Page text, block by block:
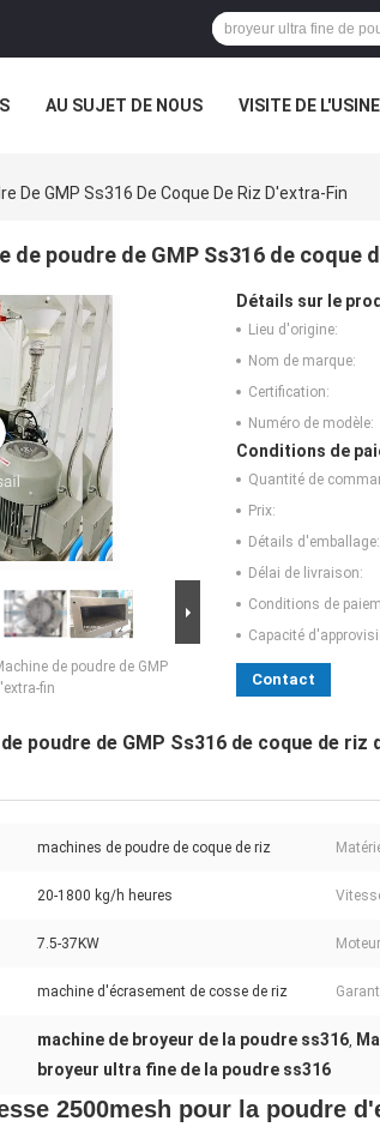
AU SUJET DE NOUS VISITE DE L'USINE
De GMP Ss316 De Coque De Riz D'extra-Fin
de poudre de GMP Ss316 de coque
de poudre de GMP
fin
Détails sur le
Lieu d'origine:
Nom de marque:
Certification:
Numéro de modèle:
Conditions de
Quantité de
Prix:
Détails d'emballage:
Délai de livraison:
Conditions de
Capacité
Contact
poudre de GMP Ss316 de coque de riz
machines de poudre de coque de riz
20-1800 kg/h heures
7.5-37KW
machine d'écrasement de cosse de riz
machine de broyeur de la poudre ss316,
broyeur ultra fine de la poudre ss316
2500mesh pour la poudre